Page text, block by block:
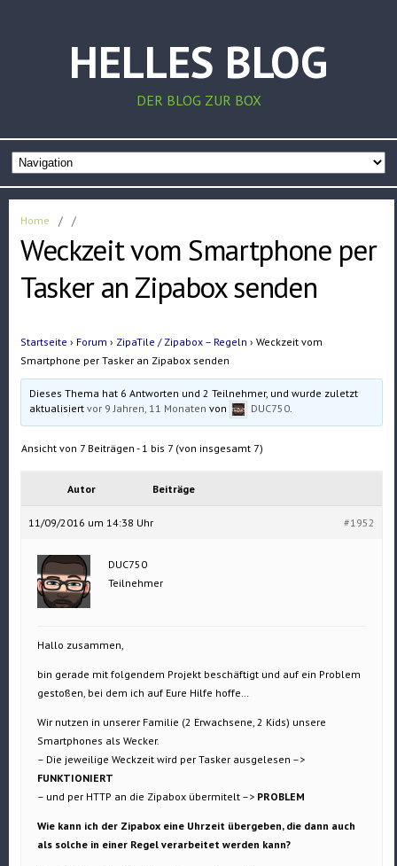
HELLES BLOG
DER BLOG ZUR BOX
Home / /
Weckzeit vom Smartphone per
Tasker an Zipabox senden
Startseite › Forum › ZipaTile / Zipabox – Regeln › Weckzeit vom
Smartphone per Tasker an Zipabox senden
Dieses Thema hat 6 Antworten und 2 Teilnehmer, und wurde zuletzt
aktualisiertvor 9 Jahren, 11 Monaten von DUC750.
Ansicht von 7 Beiträgen - 1 bis 7 (von insgesamt 7)
Autor Beiträge
11/09/2016 um 14:38 Uhr #1952
DUC750
Teilnehmer
Hallo zusammen,
bin gerade mit folgendem Projekt beschäftigt und auf ein Problem
gestoßen, bei dem ich auf Eure Hilfe hoffe…
Wir nutzen in unserer Familie (2 Erwachsene, 2 Kids) unsere
Smartphones als Wecker.
– Die jeweilige Weckzeit wird per Tasker ausgelesen –>
FUNKTIONIERT
– und per HTTP an die Zipabox übermitelt –> PROBLEM
Wie kann ich der Zipabox eine Uhrzeit übergeben, die dann auch
als solche in einer Regel verarbeitet werden kann?